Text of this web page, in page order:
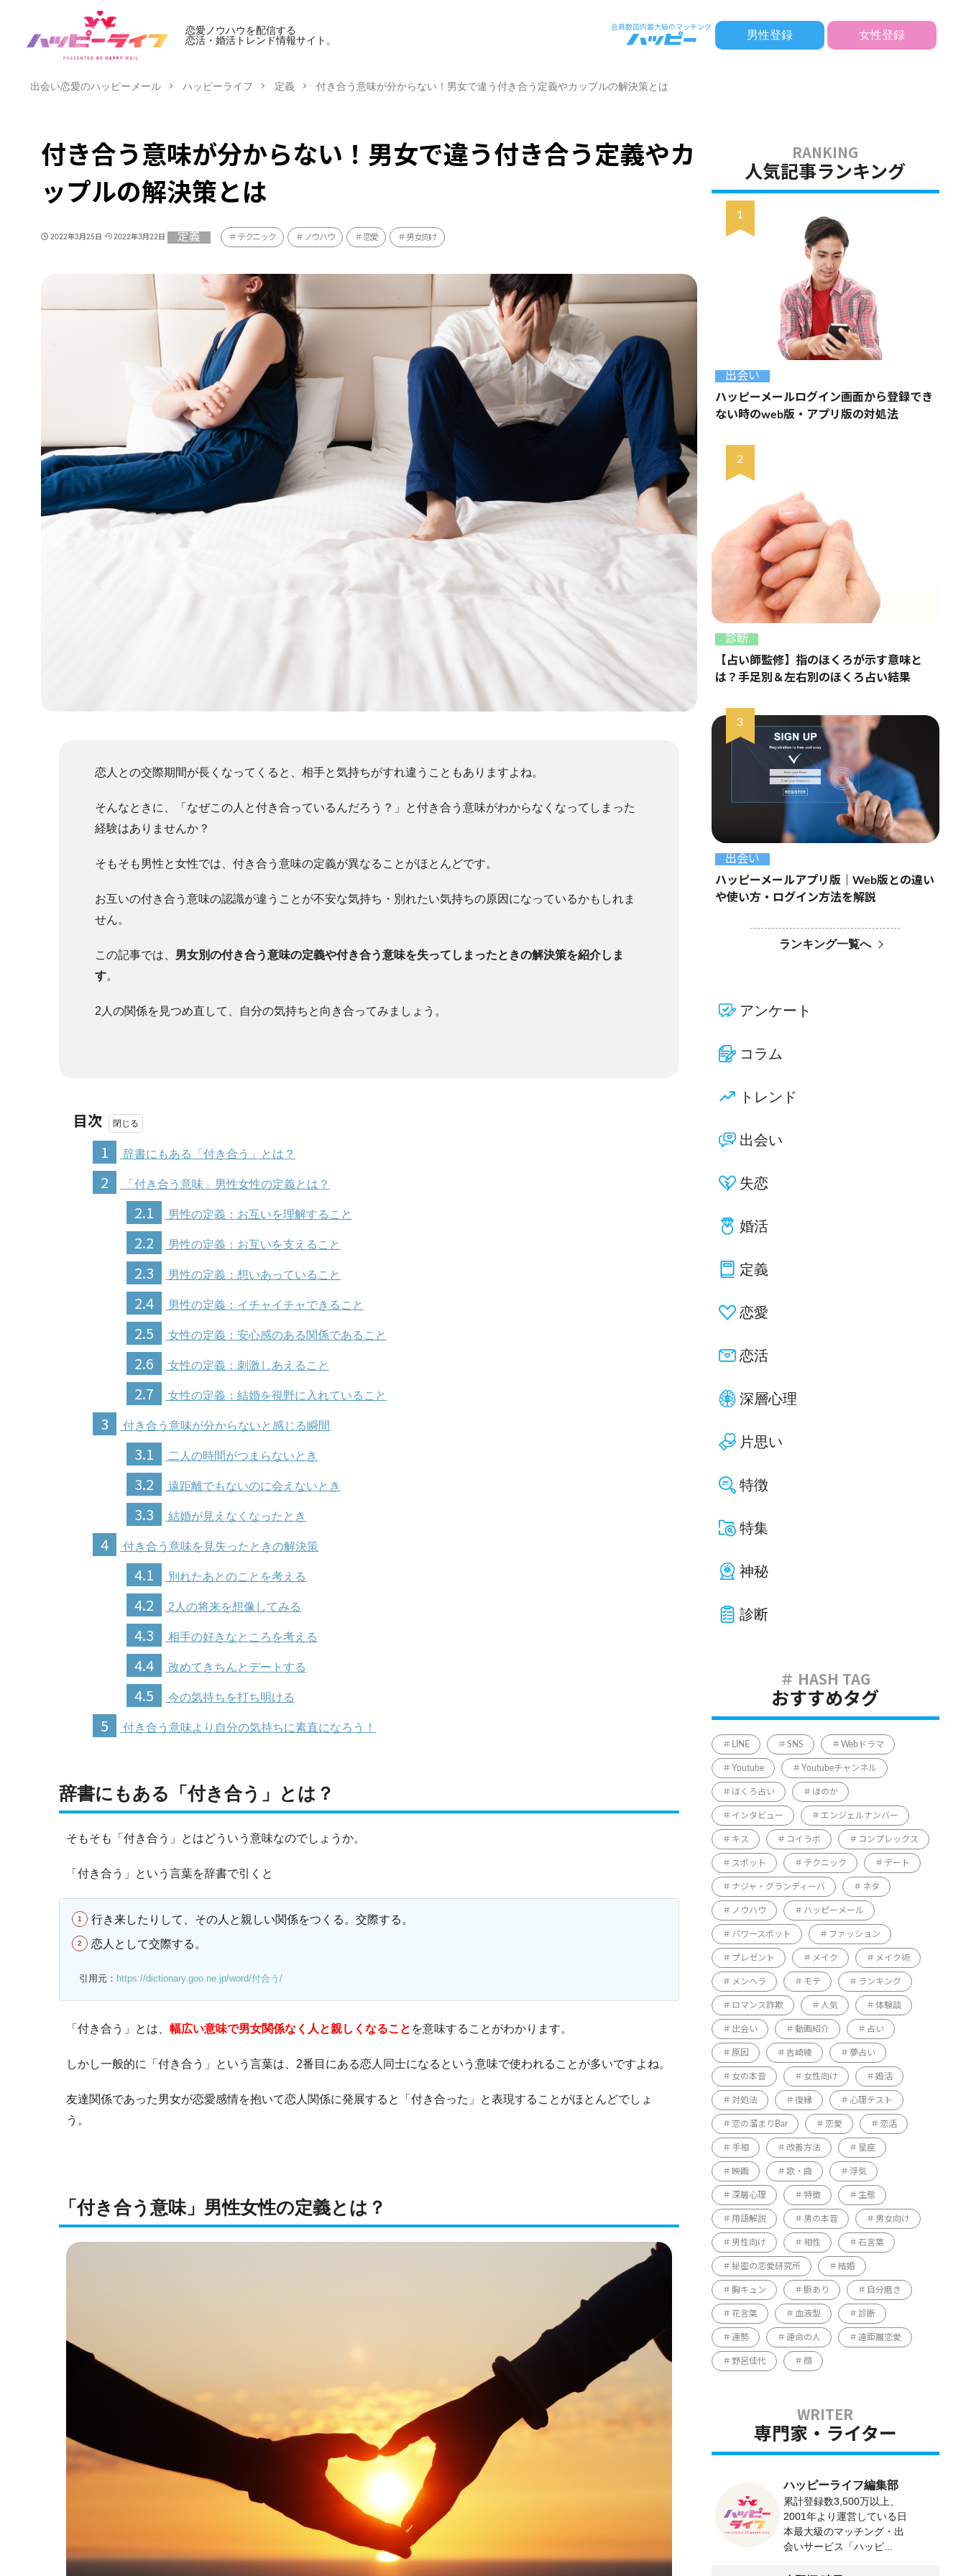
恋愛ノウハウを配信する
恋活・婚活トレンド情報サイト。
男性登録 女性登録
出会い恋愛のハッピーメール ハッピーライフ 定義 付き合う意味が分からない！男女で違う付き合う定義やカップルの解決策とは
付き合う意味が分からない！男女で違う付き合う定義やカ
ップルの解決策とは
2022年3月25日 2022年3月22日 定義 テクニック ノウハウ 恋愛 男女向け
恋人との交際期間が長くなってくると、相手と気持ちがすれ違うこともありますよね。
そんなときに、「なぜこの人と付き合っているんだろう？」と付き合う意味がわからなくなってしまった
経験はありませんか？
そもそも男性と女性では、付き合う意味の定義が異なることがほとんどです。
お互いの付き合う意味の認識が違うことが不安な気持ち・別れたい気持ちの原因になっているかもしれま
せん。
この記事では、 男女別の付き合う意味の定義や付き合う意味を失ってしまったときの解決策を紹介しま
す。
2人の関係を見つめ直して、自分の気持ちと向き合ってみましょう。
目次
1
辞書にもある「付き合う」とは？
2 「付き合う意味」男性女性の定義とは？
2.1 男性の定義：お互いを理解すること
2.2 男性の定義：お互いを支えること
2.3 男性の定義：想いあっていること
2.4 男性の定義：イチャイチャできること
2.5 女性の定義：安心感のある関係であること
2.6 女性の定義：刺激しあえること
2.7 女性の定義：結婚を視野に入れていること
3 付き合う意味が分からないと感じる瞬間
3.1 二人の時間がつまらないとき
3.2 遠距離でもないのに会えないとき
3.3 結婚が見えなくなったとき
4 付き合う意味を見失ったときの解決策
4.1 別れたあとのことを考える
4.2 2人の将来を想像してみる
4.3 相手の好きなところを考える
4.4 改めてきちんとデートする
4.5 今の気持ちを打ち明ける
5 付き合う意味より自分の気持ちに素直になろう！
辞書にもある「付き合う」とは？
そもそも「付き合う」とはどういう意味なのでしょうか。
「付き合う」という言葉を辞書で引くと
行き来したりして、その人と親しい関係をつくる。交際する。
恋人として交際する。
引用元： https://dictionary.goo.ne.jp/word/付合う/
「付き合う」とは、 幅広い意味で男女関係なく人と親しくなること を意味することがわかります。
しかし一般的に「付き合う」という言葉は、2番目にある恋人同士になるという意味で使われることが多いですよね。
友達関係であった男女が恋愛感情を抱いて恋人関係に発展すると「付き合った」と表現することがほとんどでしょ
う。
「付き合う意味」男性女性の定義とは？
人気記事ランキング
出会い
ハッピーメールログイン画面から登録でき
ない時のweb版・アプリ版の対処法
診断
【占い師監修】指のほくろが示す意味と
は？手足別＆左右別のほくろ占い結果
出会い
ハッピーメールアプリ版｜Web版との違い
や使い方・ログイン方法を解説
ランキング一覧へ
アンケート
コラム
トレンド
出会い
失恋
婚活
定義
恋愛
恋活
深層心理
片思い
特徴
特集
神秘
診断
おすすめタグ
LINE SNS Webドラマ
Youtube Youtubeチャンネル
ほくろ占い ほのか
インタビュー エンジェルナンバー
キス コイラボ コンプレックス
スポット テクニック デート
ナジャ・グランディーバ ネタ
ノウハウ ハッピーメール
パワースポット ファッション
プレゼント メイク メイク術
メンヘラ モテ ランキング
ロマンス詐欺 人気 体験談
出会い 動画紹介 占い
原因 吉崎綾 夢占い
女の本音 女性向け 婚活
対処法 復縁 心理テスト
恋の溜まりBar 恋愛 恋活
手相 改善方法 星座
映画 歌・曲 浮気
深層心理 特徴 生態
用語解説 男の本音 男女向け
男性向け 相性 石言葉
秘密の恋愛研究所 結婚
胸キュン 脈あり 自分磨き
花言葉 血液型 診断
運勢 運命の人 遠距離恋愛
野呂佳代 顔
専門家・ライター
ハッピーライフ編集部
累計登録数3,500万以上、
2001年より運営している日
本最大級のマッチング・出
会いサービス「ハッピ...